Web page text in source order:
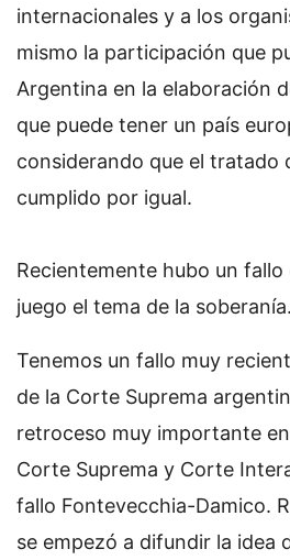
internacionales y a los
mismo la participación que
Argentina en la elaboración
que puede tener un país
considerando que el tratado
cumplido por igual.
Recientemente hubo un fallo
juego el tema de la soberanía.
Tenemos un fallo muy
de la Corte Suprema
retroceso muy importante
Corte Suprema y Corte
fallo Fontevecchia-Damico.
se empezó a difundir la idea